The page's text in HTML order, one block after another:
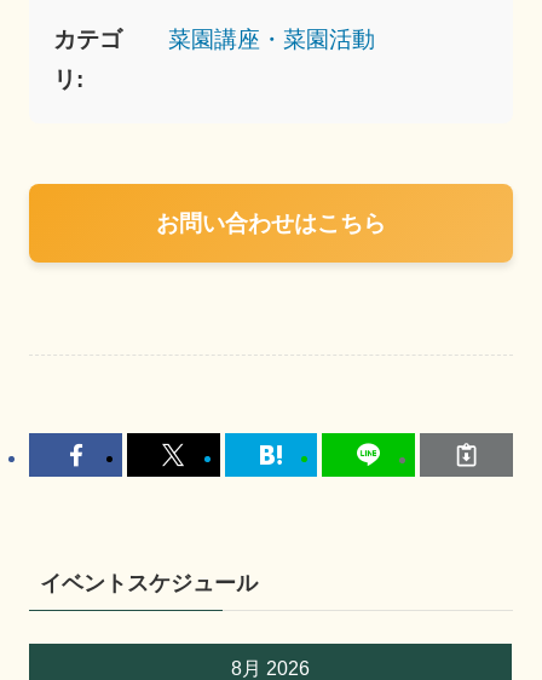
カテゴ
リ:
菜園講座・菜園活動
お問い合わせはこちら
イベントスケジュール
8月 2026